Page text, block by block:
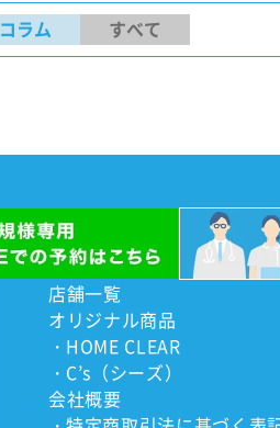
コラム すべて
店舗一覧
オリジナル商品
HOME CLEAR
C’s（シーズ）
会社概要